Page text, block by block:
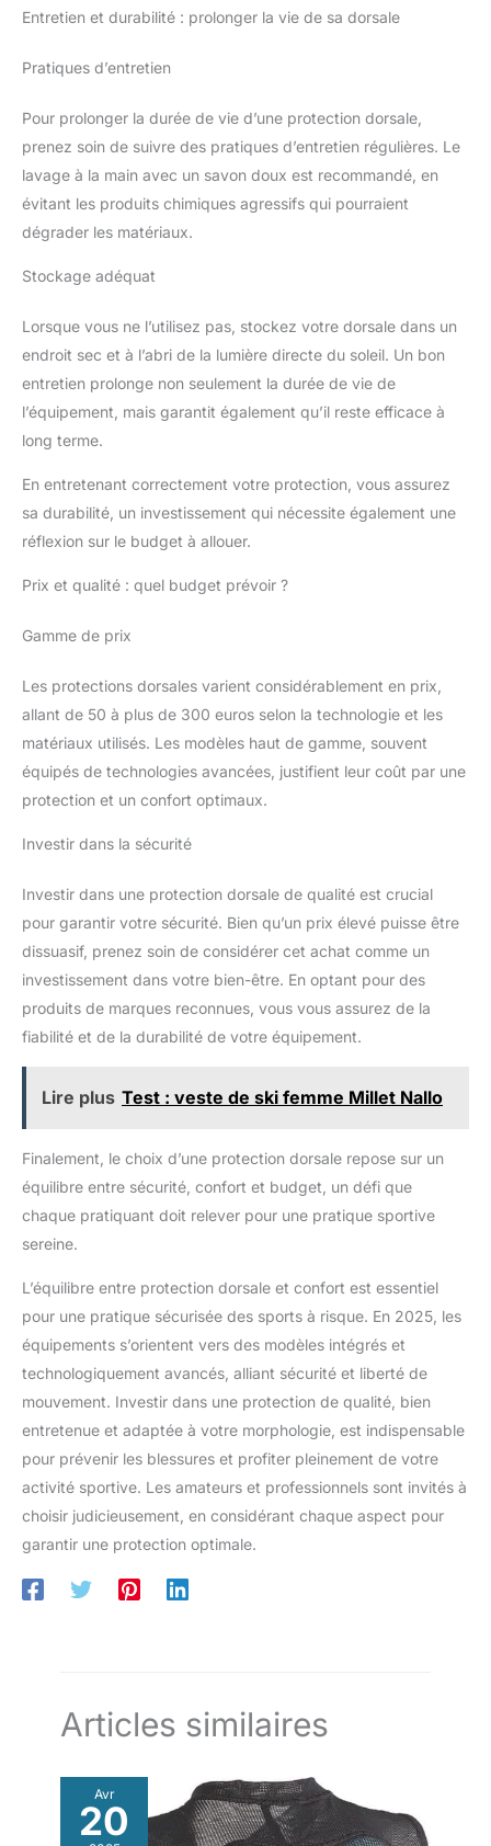
Entretien et durabilité : prolonger la vie de sa dorsale
Pratiques d’entretien
Pour prolonger la durée de vie d’une protection dorsale,
prenez soin de suivre des pratiques d’entretien régulières. Le
lavage à la main avec un savon doux est recommandé, en
évitant les produits chimiques agressifs qui pourraient
dégrader les matériaux.
Stockage adéquat
Lorsque vous ne l’utilisez pas, stockez votre dorsale dans un
endroit sec et à l’abri de la lumière directe du soleil. Un bon
entretien prolonge non seulement la durée de vie de
l’équipement, mais garantit également qu’il reste efficace à
long terme.
En entretenant correctement votre protection, vous assurez
sa durabilité, un investissement qui nécessite également une
réflexion sur le budget à allouer.
Prix et qualité : quel budget prévoir ?
Gamme de prix
Les protections dorsales varient considérablement en prix,
allant de 50 à plus de 300 euros selon la technologie et les
matériaux utilisés. Les modèles haut de gamme, souvent
équipés de technologies avancées, justifient leur coût par une
protection et un confort optimaux.
Investir dans la sécurité
Investir dans une protection dorsale de qualité est crucial
pour garantir votre sécurité. Bien qu’un prix élevé puisse être
dissuasif, prenez soin de considérer cet achat comme un
investissement dans votre bien-être. En optant pour des
produits de marques reconnues, vous vous assurez de la
fiabilité et de la durabilité de votre équipement.
Lire plus Test : veste de ski femme Millet Nallo
Finalement, le choix d’une protection dorsale repose sur un
équilibre entre sécurité, confort et budget, un défi que
chaque pratiquant doit relever pour une pratique sportive
sereine.
L’équilibre entre protection dorsale et confort est essentiel
pour une pratique sécurisée des sports à risque. En 2025, les
équipements s’orientent vers des modèles intégrés et
technologiquement avancés, alliant sécurité et liberté de
mouvement. Investir dans une protection de qualité, bien
entretenue et adaptée à votre morphologie, est indispensable
pour prévenir les blessures et profiter pleinement de votre
activité sportive. Les amateurs et professionnels sont invités à
choisir judicieusement, en considérant chaque aspect pour
garantir une protection optimale.
Articles similaires
Avr
20